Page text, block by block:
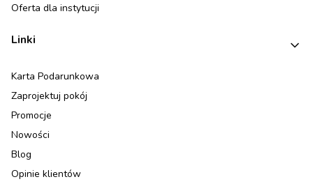
Oferta dla instytucji
Linki
Karta Podarunkowa
Zaprojektuj pokój
Promocje
Nowości
Blog
Opinie klientów